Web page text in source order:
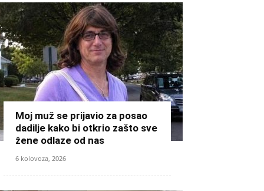
Moj muž se prijavio za posao
dadilje kako bi otkrio zašto sve
žene odlaze od nas
6 kolovoza, 2026